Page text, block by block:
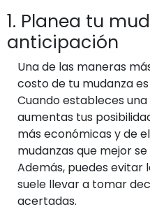
1. Planea tu
anticipación
Una de las maneras
costo de tu mudanza
Cuando estableces
aumentas tus
más económicas y de
mudanzas que mejor
Además, puedes evitar
suele llevar a tomar
acertadas.